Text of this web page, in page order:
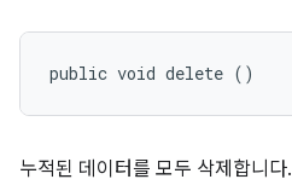
public void delete ()
누적된 데이터를 모두 삭제합니다.